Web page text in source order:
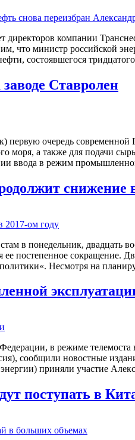
директоров компании
министр российской
состоявшегося
Ставролен
очередь
моря, а также для подачи
ввода в режим
снижение
в понедельник, двадцать
постепенное
Несмотря на
в режиме
сообщили новостные
приняли участие
поступать в